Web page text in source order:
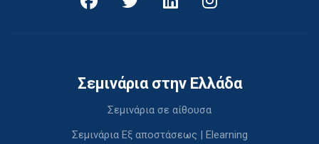
Σεμινάρια στην Ελλάδα
Σεμινάρια σε αίθουσα
Σεμινάρια Εξ αποστάσεως | Elearning